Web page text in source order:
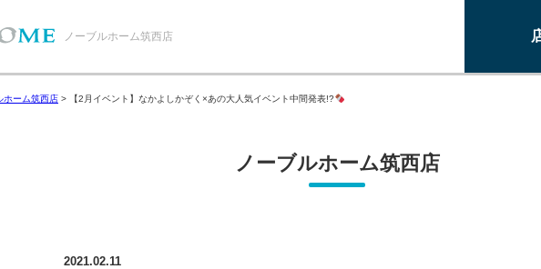
ノーブルホーム筑西店
ホーム筑西店 > 【2月イベント】なかよしかぞく×あの大人気イベント中間発表!?
ノーブルホーム筑西店
2021.02.11